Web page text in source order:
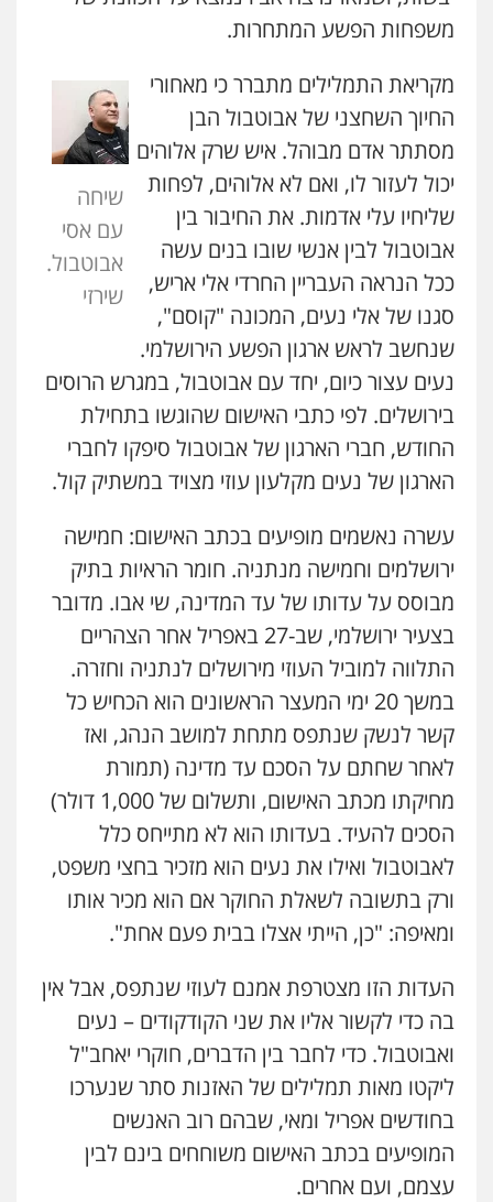
משפחות הפשע המתחרות.
שיחה
עם אסי
אבוטבול.
שירזי
מקריאת התמלילים מתברר כי מאחורי
החיוך השחצני של אבוטבול הבן
מסתתר אדם מבוהל. איש שרק אלוהים
יכול לעזור לו, ואם לא אלוהים, לפחות
שליחיו עלי אדמות. את החיבור בין
אבוטבול לבין אנשי שובו בנים עשה
ככל הנראה העבריין החרדי אלי אריש,
סגנו של אלי נעים, המכונה "קוסם",
שנחשב לראש ארגון הפשע הירושלמי.
נעים עצור כיום, יחד עם אבוטבול, במגרש הרוסים
בירושלים. לפי כתבי האישום שהוגשו בתחילת
החודש, חברי הארגון של אבוטבול סיפקו לחברי
הארגון של נעים מקלעון עוזי מצויד במשתיק קול.
עשרה נאשמים מופיעים בכתב האישום: חמישה
ירושלמים וחמישה מנתניה. חומר הראיות בתיק
מבוסס על עדותו של עד המדינה, שי אבו. מדובר
בצעיר ירושלמי, שב-27 באפריל אחר הצהריים
התלווה למוביל העוזי מירושלים לנתניה וחזרה.
במשך 20 ימי המעצר הראשונים הוא הכחיש כל
קשר לנשק שנתפס מתחת למושב הנהג, ואז
לאחר שחתם על הסכם עד מדינה (תמורת
מחיקתו מכתב האישום, ותשלום של 1,000 דולר)
הסכים להעיד. בעדותו הוא לא מתייחס כלל
לאבוטבול ואילו את נעים הוא מזכיר בחצי משפט,
ורק בתשובה לשאלת החוקר אם הוא מכיר אותו
ומאיפה: "כן, הייתי אצלו בבית פעם אחת".
העדות הזו מצטרפת אמנם לעוזי שנתפס, אבל אין
בה כדי לקשור אליו את שני הקודקודים – נעים
ואבוטבול. כדי לחבר בין הדברים, חוקרי יאחב"ל
ליקטו מאות תמלילים של האזנות סתר שנערכו
בחודשים אפריל ומאי, שבהם רוב האנשים
המופיעים בכתב האישום משוחחים בינם לבין
עצמם, ועם אחרים.